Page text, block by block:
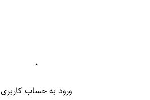
۰
ورود به حساب کاربری